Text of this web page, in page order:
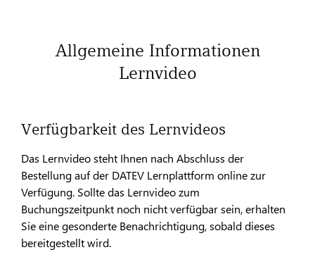
Allgemeine Informationen
Lernvideo
Verfügbarkeit des Lernvideos
Das Lernvideo steht Ihnen nach Abschluss der
Bestellung auf der DATEV Lernplattform online zur
Verfügung. Sollte das Lernvideo zum
Buchungszeitpunkt noch nicht verfügbar sein, erhalten
Sie eine gesonderte Benachrichtigung, sobald dieses
bereitgestellt wird.